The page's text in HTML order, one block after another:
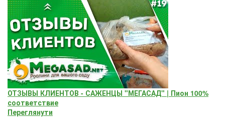
ОТЗЫВЫ КЛИЕНТОВ - САЖЕНЦЫ "МЕГАСАД" | Пион 100%
соответствие
Переглянути